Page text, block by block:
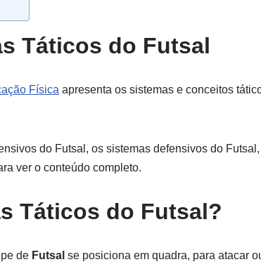
Táticos do Futsal
Física apresenta os sistemas e conceitos
do Futsal, os sistemas defensivos do
ver o conteúdo completo.
Táticos do Futsal?
de Futsal se posiciona em quadra, para atacar